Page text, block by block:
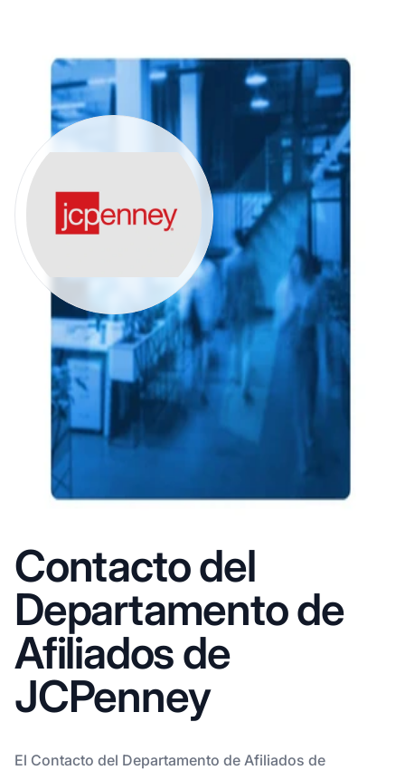
Contacto del
Departamento de
Afiliados de
JCPenney
El Contacto del Departamento de Afiliados de